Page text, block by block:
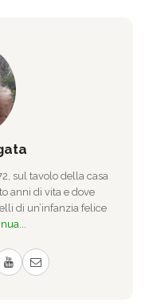
sul tavolo della casa
anni di vita e dove
di un’infanzia felice